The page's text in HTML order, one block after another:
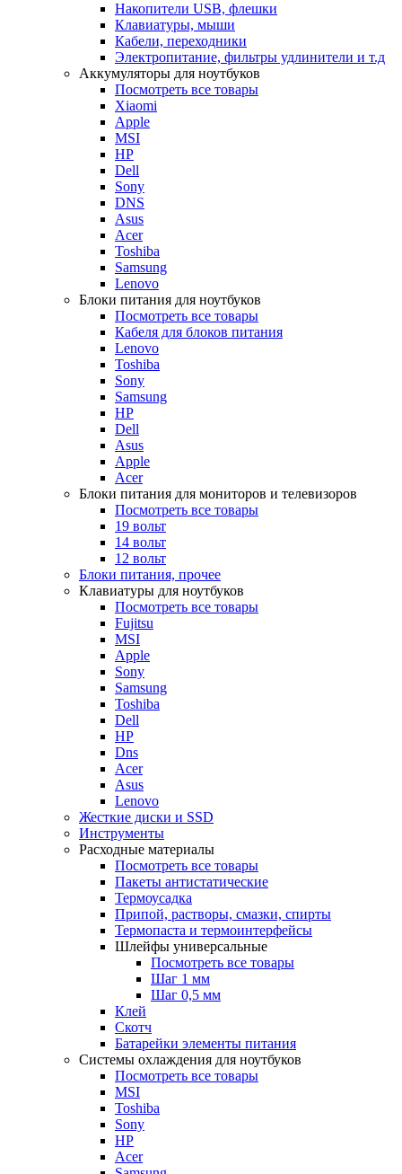
Накопители USB, флешки
Клавиатуры, мыши
Кабели, переходники
Электропитание, фильтры удлинители и т.д
Аккумуляторы для ноутбуков
Посмотреть все товары
Xiaomi
Apple
MSI
HP
Dell
Sony
DNS
Asus
Acer
Toshiba
Samsung
Lenovo
Блоки питания для ноутбуков
Посмотреть все товары
Кабеля для блоков питания
Lenovo
Toshiba
Sony
Samsung
HP
Dell
Asus
Apple
Acer
Блоки питания для мониторов и телевизоров
Посмотреть все товары
19 вольт
14 вольт
12 вольт
Блоки питания, прочее
Клавиатуры для ноутбуков
Посмотреть все товары
Fujitsu
MSI
Apple
Sony
Samsung
Toshiba
Dell
HP
Dns
Acer
Asus
Lenovo
Жесткие диски и SSD
Инструменты
Расходные материалы
Посмотреть все товары
Пакеты антистатические
Термоусадка
Припой, растворы, смазки, спирты
Термопаста и термоинтерфейсы
Шлейфы универсальные
Посмотреть все товары
Шаг 1 мм
Шаг 0,5 мм
Клей
Скотч
Батарейки элементы питания
Системы охлаждения для ноутбуков
Посмотреть все товары
MSI
Toshiba
Sony
HP
Acer